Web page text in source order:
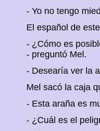
- Yo no tengo
El español de
- ¿Cómo es
- preguntó Mel.
- Desearía ver la
Mel sacó la caja
- Esta araña es
- ¿Cuál es el